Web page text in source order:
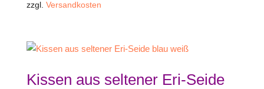
€690,00€621,00.
zzgl. Versandkosten
Kissen aus seltener Eri-Seide